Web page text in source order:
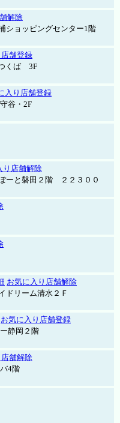
解除
ショッピングセンター1階
舗登録
くば 3F
入り店舗登録
谷・2F
り店舗解除
ーと磐田２階 ２２３００
お気に入り店舗解除
ドリーム清水２Ｆ
お気に入り店舗登録
静岡２階
舗解除
4階